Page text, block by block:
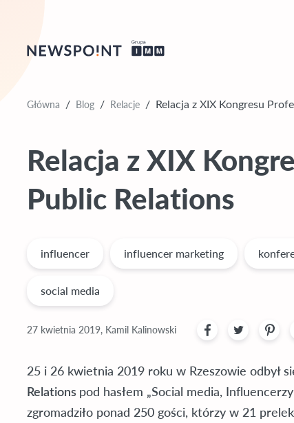
Główna / Blog / Relacje / Relacja z XIX Kongresu
Relacja z XIX
Public Relations
influencer influencer marketing
social media
27 kwietnia 2019, Kamil Kalinowski
25 i 26 kwietnia 2019 roku w Rzeszowie odbył
Relations pod hasłem „Social media,
zgromadziło ponad 250 gości, którzy w 21